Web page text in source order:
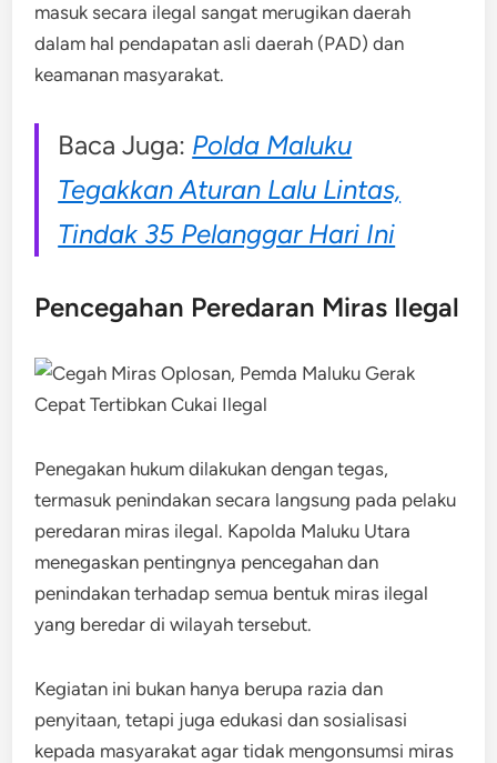
masuk secara ilegal sangat merugikan daerah
dalam hal pendapatan asli daerah (PAD) dan
keamanan masyarakat.
Baca Juga: Polda Maluku
Tegakkan Aturan Lalu Lintas,
Tindak 35 Pelanggar Hari Ini
Pencegahan Peredaran Miras Ilegal
Penegakan hukum dilakukan dengan tegas,
termasuk penindakan secara langsung pada pelaku
peredaran miras ilegal. Kapolda Maluku Utara
menegaskan pentingnya pencegahan dan
penindakan terhadap semua bentuk miras ilegal
yang beredar di wilayah tersebut.
Kegiatan ini bukan hanya berupa razia dan
penyitaan, tetapi juga edukasi dan sosialisasi
kepada masyarakat agar tidak mengonsumsi miras